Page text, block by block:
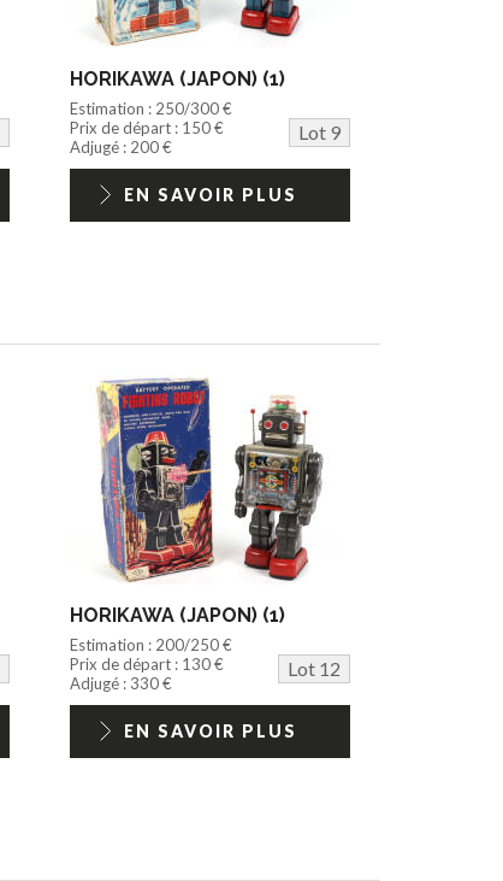
HORIKAWA (JAPON) (1)
Estimation : 250/300 €
Prix de départ : 150 €
Lot 9
Adjugé : 200 €
EN SAVOIR PLUS
HORIKAWA (JAPON) (1)
Estimation : 200/250 €
Prix de départ : 130 €
Lot 12
Adjugé : 330 €
EN SAVOIR PLUS